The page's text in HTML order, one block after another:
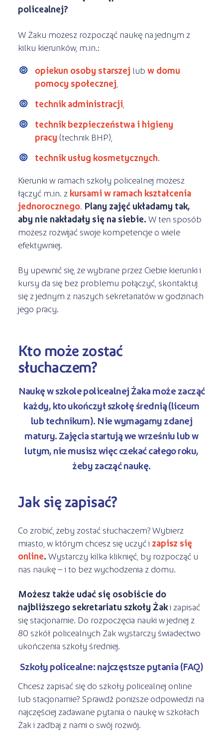
policealnej?
W Żaku możesz rozpocząć naukę na jednym z
kilku kierunków, m.in.:
opiekun osoby starszej lub w domu
pomocy społecznej
technik administracji
technik bezpieczeństwa i higieny
pracy (technik BHP),
technik usług kosmetycznych.
Kierunki w ramach szkoły policealnej możesz
łączyć m.in. z kursami w ramach kształcenia
jednorocznego. Plany zajęć układamy tak,
aby nie nakładały się na siebie. W ten sposób
możesz rozwijać swoje kompetencje o wiele
efektywniej.
By upewnić się, że wybrane przez Ciebie kierunki i
kursy da się bez problemu połączyć, skontaktuj
się z jednym z naszych sekretariatów w godzinach
jego pracy.
Kto może zostać
słuchaczem?
Naukę w szkole policealnej Żaka może zacząć
każdy, kto ukończył szkołę średnią(liceum
lub technikum). Nie wymagamy zdanej
matury. Zajęcia startują we wrześniu lub w
lutym, nie musisz więc czekać całego roku,
żeby zacząć naukę.
Jak się zapisać?
Co zrobić, żeby zostać słuchaczem? Wybierz
miasto, w którym chcesz się uczyć i zapisz się
online. Wystarczy kilka kliknięć, by rozpocząć u
nas naukę – i to bez wychodzenia z domu.
Możesz także udać się osobiście do
najbliższego sekretariatu szkoły Żaki zapisać
się stacjonarnie. Do rozpoczęcia nauki w jednej z
80 szkół policealnych Żak wystarczy świadectwo
ukończenia szkoły średniej.
Szkoły policealne: najczęstsze pytania (FAQ)
Chcesz zapisać się do szkoły policealnej online
lub stacjonarnie? Sprawdź poniższe odpowiedzi na
najczęściej zadawane pytania o naukę w szkołach
Żak i zadbaj z nami o swój rozwój.